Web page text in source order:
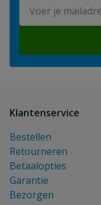
Klantenservice
Bestellen
Retourneren
Betaalopties
Garantie
Bezorgen